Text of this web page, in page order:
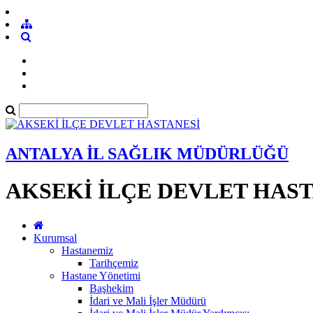
ANTALYA İL SAĞLIK MÜDÜRLÜĞÜ
AKSEKİ İLÇE DEVLET
Kurumsal
Hastanemiz
Tarihçemiz
Hastane Yönetimi
Başhekim
İdari ve Mali İşler Müdürü